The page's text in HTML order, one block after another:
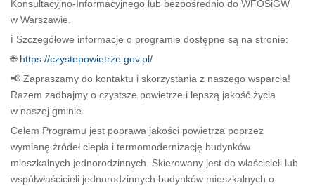
Konsultacyjno-Informacyjnego lub bezpośrednio do WFOŚiGW
w Warszawie.
ℹ️ Szczegółowe informacje o programie dostępne są na stronie:
🌐 https://czystepowietrze.gov.pl/
📢 Zapraszamy do kontaktu i skorzystania z naszego wsparcia!
Razem zadbajmy o czystsze powietrze i lepszą jakość życia
w naszej gminie.
Celem Programu jest poprawa jakości powietrza poprzez
wymianę źródeł ciepła i termomodernizację budynków
mieszkalnych jednorodzinnych. Skierowany jest do właścicieli lub
współwłaścicieli jednorodzinnych budynków mieszkalnych o